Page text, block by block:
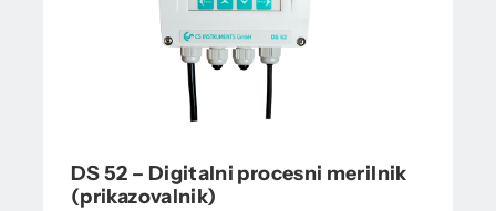
DS 52 – Digitalni procesni merilnik
(prikazovalnik)